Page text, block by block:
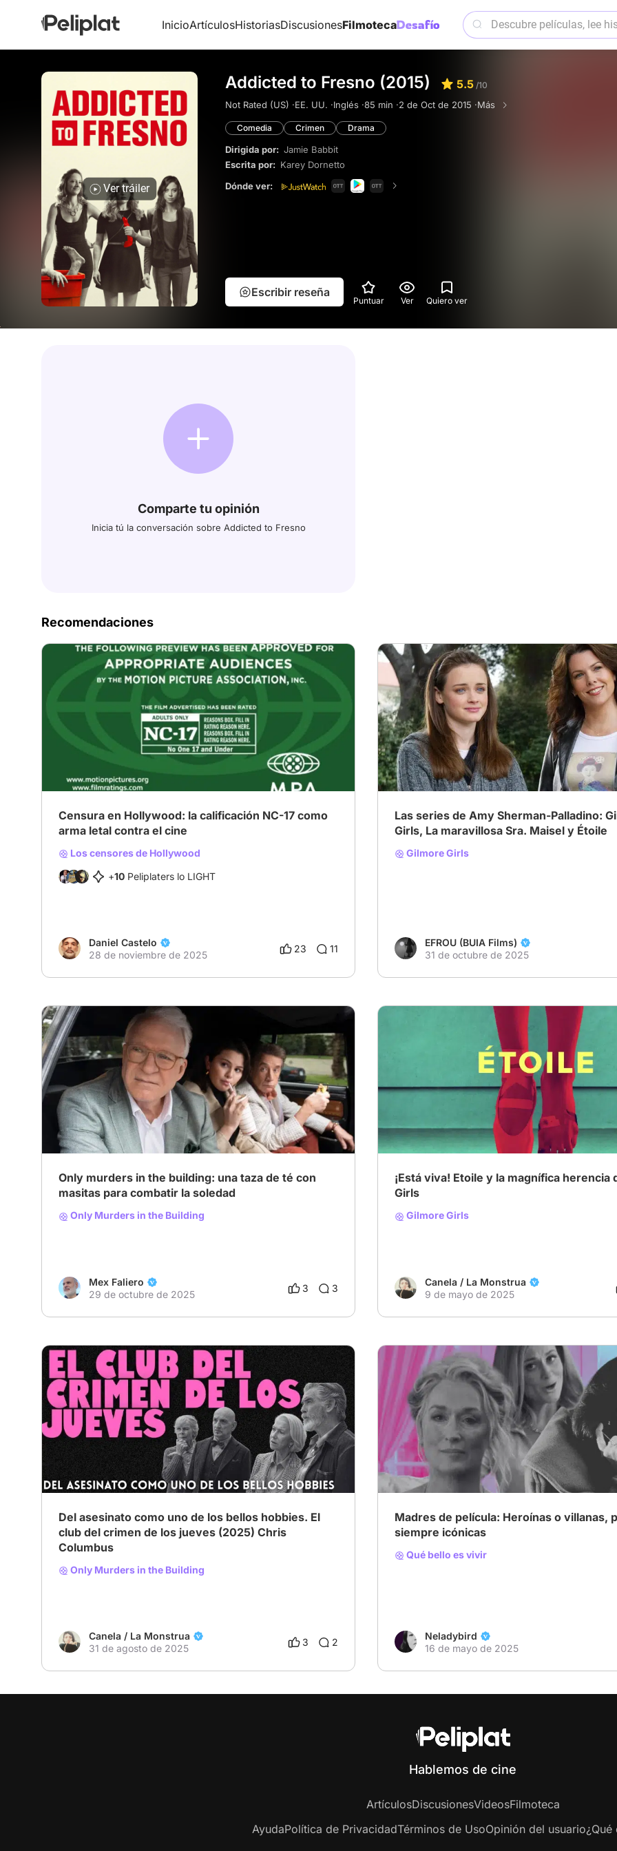
InicioArtículosHistoriasDiscusionesFilmoteca
Ver tráiler
Addicted to Fresno (2015) 5.5 /10
Not Rated (US) ·EE. UU. ·Inglés ·85 min ·2 de Oct de 2015 ·Más
Comedia Crimen Drama
Dirigida por: Jamie Babbit
Escrita por: Karey Dornetto
Dónde ver:
Escribir reseña
Puntuar Ver Quiero ver
Comparte tu opinión
Inicia tú la conversación sobre Addicted to Fresno
Recomendaciones
Censura en Hollywood: la calificación NC-17 como
arma letal contra el cine
Los censores de Hollywood
+10 Peliplaters lo LIGHT
Daniel Castelo
28 de noviembre de 2025
23 11
Las series de Amy Sherman-Palladino:
Girls, La maravillosa Sra. Maisel y Étoile
Gilmore Girls
EFROU (BUIA Films)
31 de octubre de 2025
Only murders in the building: una taza de té con
masitas para combatir la soledad
Only Murders in the Building
Mex Faliero
29 de octubre de 2025
3 3
¡Está viva! Etoile y la magnífica herencia
Girls
Gilmore Girls
Canela / La Monstrua
9 de mayo de 2025
Del asesinato como uno de los bellos hobbies. El
club del crimen de los jueves (2025) Chris
Columbus
Only Murders in the Building
Canela / La Monstrua
31 de agosto de 2025
3 2
Madres de película: Heroínas o villanas,
siempre icónicas
Qué bello es vivir
Neladybird
16 de mayo de 2025
Hablemos de cine
ArtículosDiscusionesVideosFilmoteca
AyudaPolítica de PrivacidadTérminos de UsoOpinión del usuario¿Qué